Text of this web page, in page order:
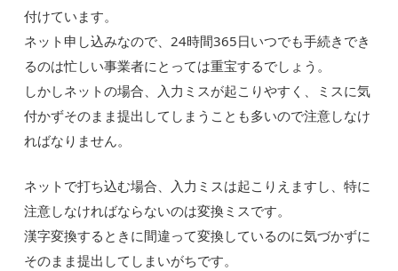
付けています。
ネット申し込みなので、24時間365日いつでも手続きでき
るのは忙しい事業者にとっては重宝するでしょう。
しかしネットの場合、入力ミスが起こりやすく、ミスに気
付かずそのまま提出してしまうことも多いので注意しなけ
ればなりません。
ネットで打ち込む場合、入力ミスは起こりえますし、特に
注意しなければならないのは変換ミスです。
漢字変換するときに間違って変換しているのに気づかずに
そのまま提出してしまいがちです。